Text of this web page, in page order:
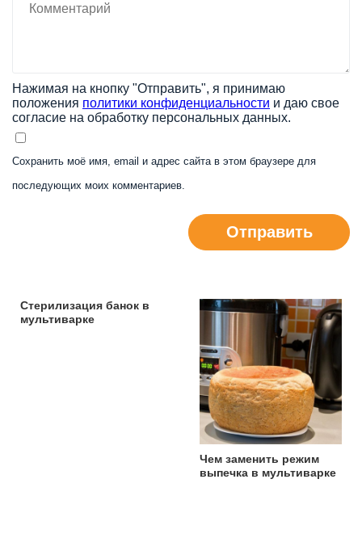
Нажимая на кнопку "Отправить", я принимаю
положения политики конфиденциальности и даю свое
согласие на обработку персональных данных.
Сохранить моё имя, email и адрес сайта в этом браузере для
последующих моих комментариев.
Отправить
Стерилизация банок в
мультиварке
Чем заменить режим
выпечка в мультиварке